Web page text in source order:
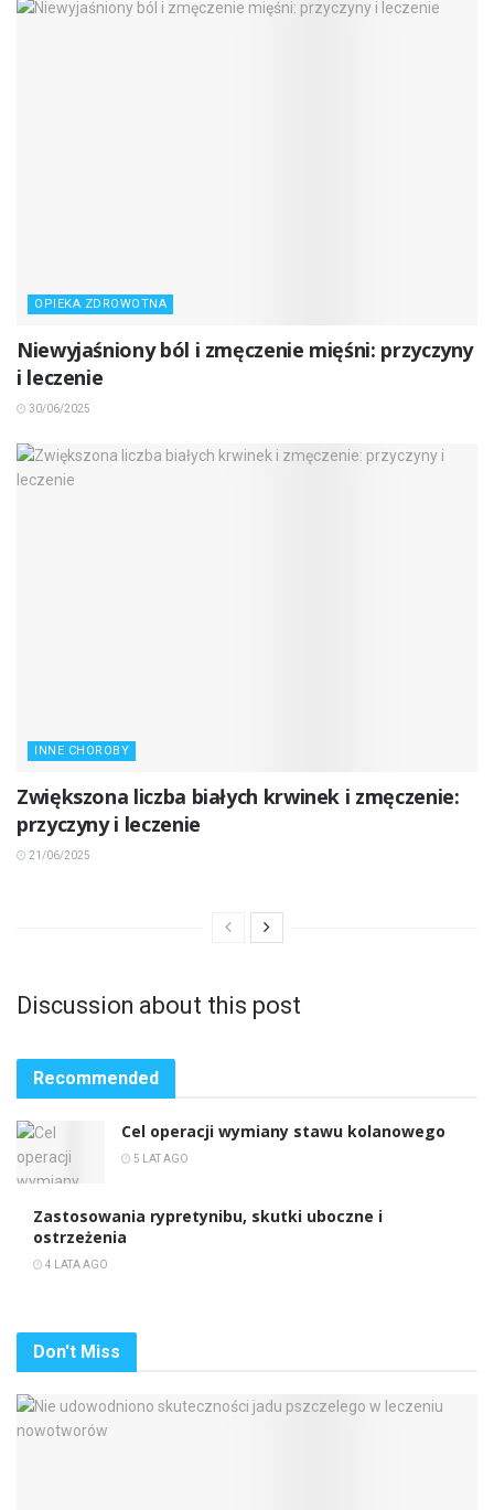
OPIEKA ZDROWOTNA
Niewyjaśniony ból i zmęczenie mięśni: przyczyny
i leczenie
30/06/2025
INNE CHOROBY
Zwiększona liczba białych krwinek i zmęczenie:
przyczyny i leczenie
21/06/2025
Discussion about this post
Recommended
Cel operacji wymiany stawu kolanowego
5 LAT AGO
Zastosowania rypretynibu, skutki uboczne i
ostrzeżenia
4 LATA AGO
Don't Miss